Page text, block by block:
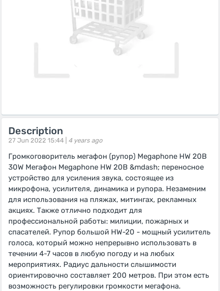
Description
27 Jun 2022 15:44 | 4 years ago
Громкоговоритель мегафон (рупор) Megaphone HW 20B
30W Мегафон Megaphone HW 20B &mdash; переносное
устройство для усиления звука, состоящее из
микрофона, усилителя, динамика и рупора. Незаменим
для использования на пляжах, митингах, рекламных
акциях. Также отлично подходит для
профессиональной работы: милиции, пожарных и
спасателей. Рупор большой HW-20 - мощный усилитель
голоса, который можно непрерывно использовать в
течении 4-7 часов в любую погоду и на любых
мероприятиях. Радиус дальности слышимости
ориентировочно составляет 200 метров. При этом есть
возможность регулировки громкости мегафона.